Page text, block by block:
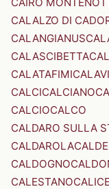
CALALZO DI
CALANGIANUS
CALASCIBETTA
CALATAFIMI
CALCICALCIANO
CALCIOCALCO
CALDARO SULLA
CALDAROLA
CALDOGNO
CALESTANO